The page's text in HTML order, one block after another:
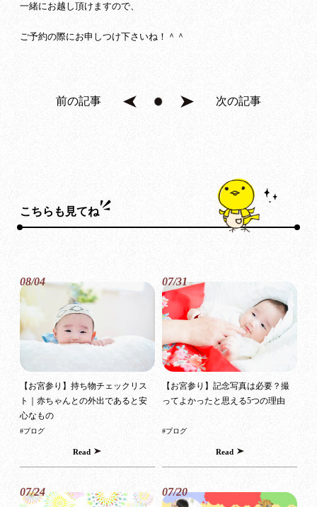
一緒にお越し頂けますので、
ご予約の際にお申しつけ下さいね！＾＾
前の記事 次の記事
こちらも見てね
08/04
【お宮参り】持ち物チェックリス
ト｜赤ちゃんとの外出であると安
心なもの
#ブログ
Read
07/31
【お宮参り】記念写真は必要？撮
ってよかったと思える5つの理由
#ブログ
Read
07/24 07/20